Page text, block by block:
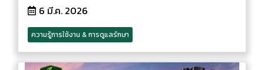
6 มี.ค. 2026
ความรู้การใช้งาน & การดูแลรักษา